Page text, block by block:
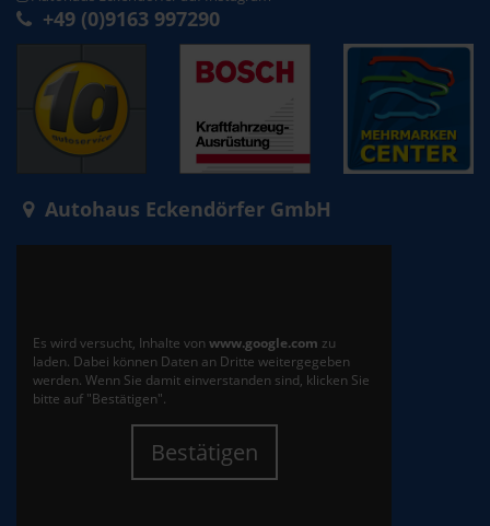
+49 (0)9163 997290
Autohaus Eckendörfer GmbH
Es wird versucht, Inhalte von www.google.com zu
laden. Dabei können Daten an Dritte weitergegeben
werden. Wenn Sie damit einverstanden sind, klicken Sie
bitte auf "Bestätigen".
Bestätigen